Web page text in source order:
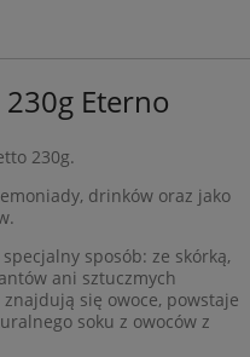
Eterno
230g.
drinków oraz jako
sposób: ze skórką,
ani sztuczmych
się owoce, powstaje
soku z owoców z